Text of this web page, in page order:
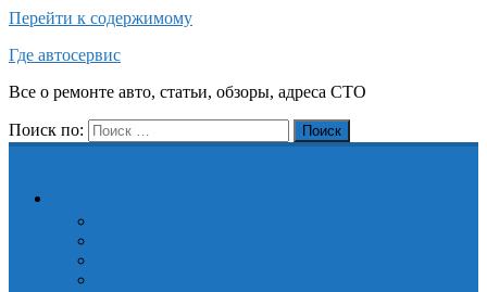
Перейти к содержимому
Где автосервис
Все о ремонте авто, статьи, обзоры, адреса СТО
Поиск по: Поиск